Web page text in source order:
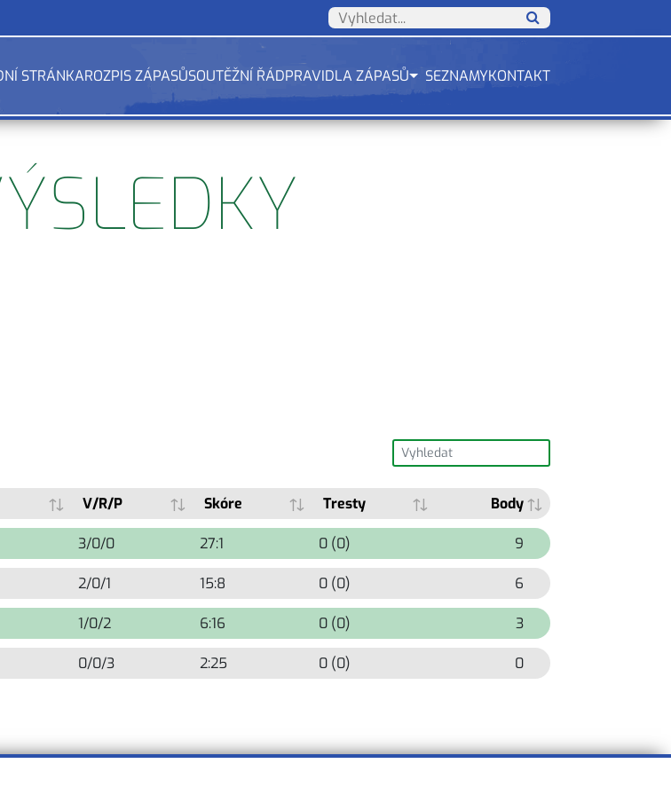
STRÁNKAROZPIS ZÁPASŮSOUTĚŽNÍ ŘÁDPRAVIDLA ZÁPASŮ SEZNAMYKONTAKT
V/R/P Skóre Tresty Body
3/0/0 27:1 0 (0) 9
2/0/1 15:8 0 (0) 6
1/0/2 6:16 0 (0) 3
0/0/3 2:25 0 (0) 0